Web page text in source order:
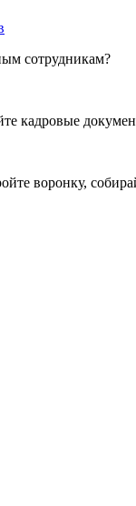
сотрудникам?
кадровые
воронку,